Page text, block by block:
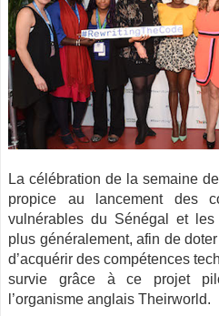
La célébration de la semaine
propice au lancement des
vulnérables du Sénégal et
plus généralement, afin de
d’acquérir des compétences
survie grâce à ce projet
l’organisme anglais Theirworld.